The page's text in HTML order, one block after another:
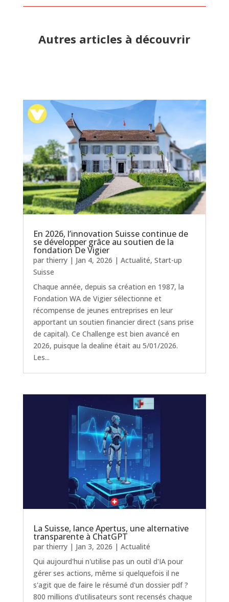
Autres articles à découvrir
En 2026, l’innovation Suisse continue de
se développer grâce au soutien de la
fondation De Vigier
par thierry| Jan 4, 2026 | Actualité, Start-up
Suisse
Chaque année, depuis sa création en 1987, la
Fondation WA de Vigier sélectionne et
récompense de jeunes entreprises en leur
apportant un soutien financier direct (sans prise
de capital). Ce Challenge est bien avancé en
2026, puisque la dealine était au 5/01/2026.
Les...
La Suisse, lance Apertus, une alternative
transparente à ChatGPT
par thierry| Jan 3, 2026 | Actualité
Qui aujourd'hui n'utilise pas un outil d'IA pour
gérer ses actions, même si quelquefois il ne
s'agit que de faire le résumé d'un dossier pdf ?
800 millions d'utilisateurs sont recensés chaque